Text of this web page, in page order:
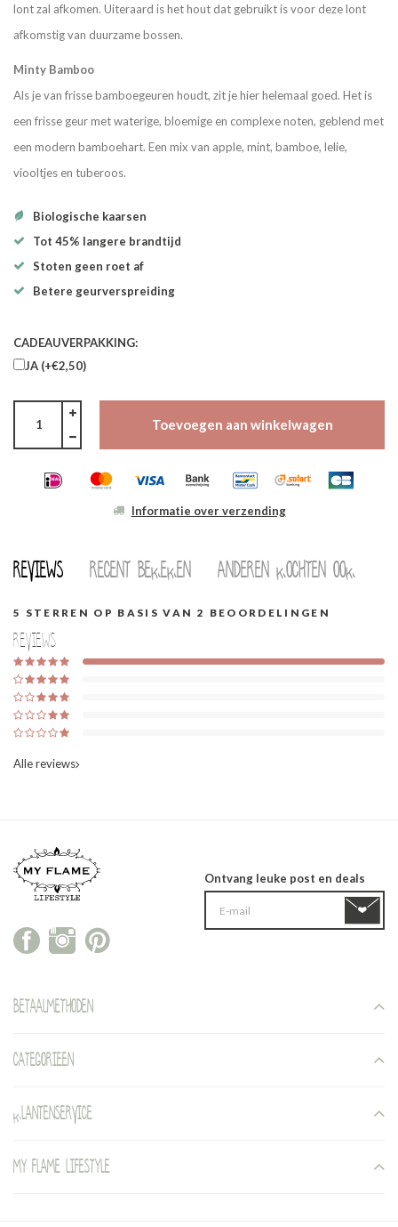
lont zal afkomen. Uiteraard is het hout dat gebruikt is voor deze lont
afkomstig van duurzame bossen.
Minty Bamboo
Als je van frisse bamboegeuren houdt, zit je hier helemaal goed. Het is
een frisse geur met waterige, bloemige en complexe noten, geblend met
een modern bamboehart. Een mix van apple, mint, bamboe, lelie,
viooltjes en tuberoos.
Biologische kaarsen
Tot 45% langere brandtijd
Stoten geen roet af
Betere geurverspreiding
CADEAUVERPAKKING:
JA (+€2,50)
Toevoegen aan winkelwagen
Informatie over verzending
Reviews Recent bekeken Anderen kochten ook
5 STERREN OP BASIS VAN 2 BEOORDELINGEN
Reviews
Alle reviews
Ontvang leuke post en deals
Betaalmethoden
Categorieen
Klantenservice
My Flame Lifestyle